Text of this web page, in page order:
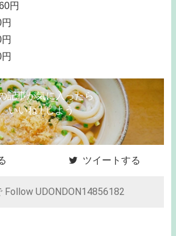
円
記事が気に入ったら
いいね ! しよう
ツイートする
UDONDON14856182